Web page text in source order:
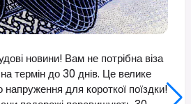
новини! Вам не потрібна віза
термін до 30 днів. Це велике
для короткої поїздки!